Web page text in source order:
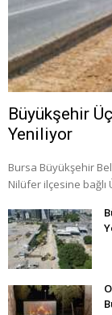
Büyükşehir
Yeniliyor
Bursa Büyükşehir
Nilüfer ilçesine